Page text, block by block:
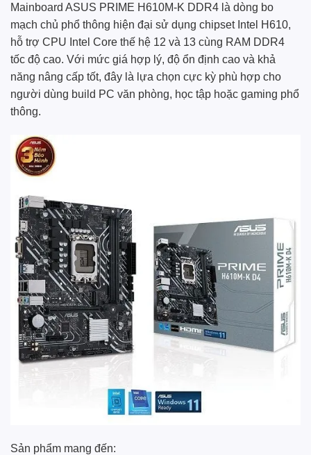
Mainboard ASUS PRIME H610M-K DDR4 là dòng bo
mạch chủ phổ thông hiện đại sử dụng chipset Intel H610,
hỗ trợ CPU Intel Core thế hệ 12 và 13 cùng RAM DDR4
tốc độ cao. Với mức giá hợp lý, độ ổn định cao và khả
năng nâng cấp tốt, đây là lựa chọn cực kỳ phù hợp cho
người dùng build PC văn phòng, học tập hoặc gaming phổ
thông.
Sản phẩm mang đến: